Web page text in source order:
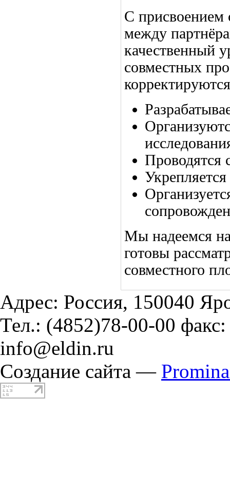
С присвоением
между
качественный
совместных
Проводятся
Мы надеемся
готовы
совместного
Адрес: Россия, 150040
Тел.: (4852)78-00-00
info@eldin.ru
Создание сайта —